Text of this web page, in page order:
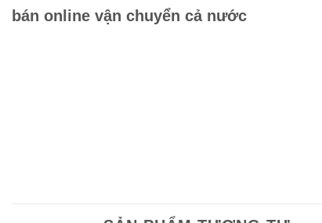
bán online vận chuyển cả nước